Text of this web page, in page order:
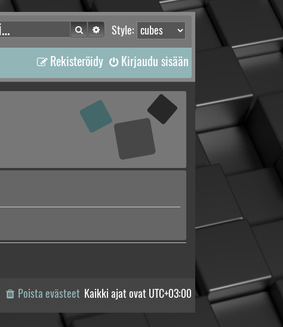
Style:
Etsi Tarkennettu haku
Kirjaudu sisään
Rekisteröidy
Kaikki ajat ovat UTC+03:00
Poista evästeet